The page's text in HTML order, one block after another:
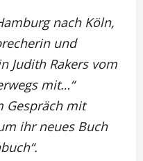
nach Köln,
und
Judith Rakers vom
mit…“
Gespräch mit
ihr neues Buch